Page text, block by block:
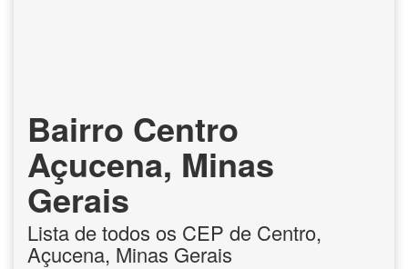
Bairro Centro
Açucena, Minas
Gerais
Lista de todos os CEP de Centro,
Açucena, Minas Gerais